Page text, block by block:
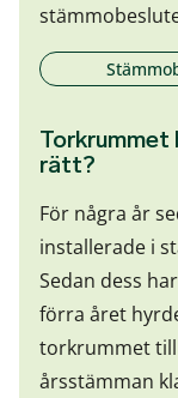
rätt?
För några år
installerade i
Sedan dess
förra året
torkrummet till
årsstämman